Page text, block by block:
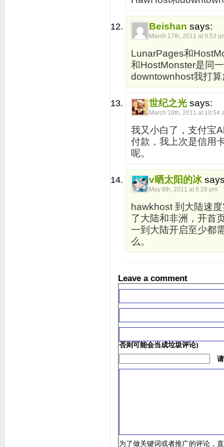
Beishan says:
March 17th, 2011 at 9:53
LunarPages和
和HostMonster是同
downtownhost我打
世纪之光 says:
March 18th, 2011 at 10:54
我又小白了，支付宝
付款，我上次是信用
呢。
v晒太阳的冰
May 8th, 2011 at 6:28 pm
hawkhost 到大陆速
了大陆和非洲，开首
一到大陆开启至少都
么。
Leave a comment
否则可能会当成垃圾评论)
为了做关键词或者推广的评论，